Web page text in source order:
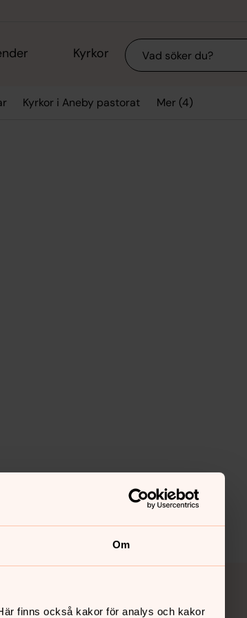
Om
finns också kakor för analys och kakor
Kyrkor Sök
Kyrkor i Aneby pastorat Mer (4)